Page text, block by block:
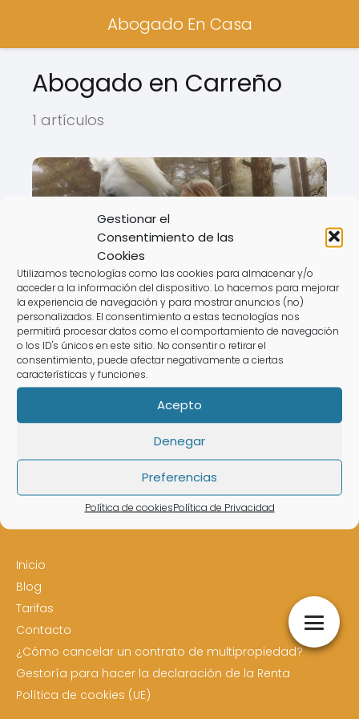
Gestionar el
Consentimiento de las
Cookies
Utilizamos tecnologías como las cookies para almacenar y/o
acceder a la información del dispositivo. Lo hacemos para mejorar
la experiencia de navegación y para mostrar anuncios (no)
personalizados. El consentimiento a estas tecnologías nos
permitirá procesar datos como el comportamiento de navegación
o los ID's únicos en este sitio. No consentir o retirar el
consentimiento, puede afectar negativamente a ciertas
características y funciones.
Acepto
Denegar
Preferencias
Política de cookiesPolítica de Privacidad
Abogado En Casa
Abogado en Carreño
1 artículos
Abogado Ecuestre en Carreño
Estás en: Abogado en Carreño
Subir
Inicio
Blog
Tarifas
Contacto
¿Cómo cancelar un contrato de multipropiedad?
Gestoría para hacer la declaración de la Renta
Política de cookies (UE)